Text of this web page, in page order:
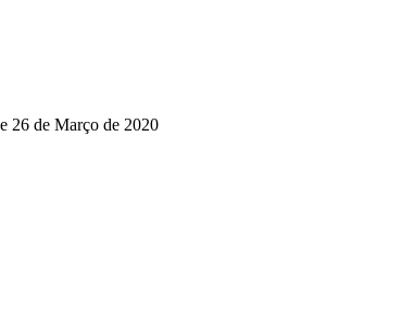
26 de Março de 2020